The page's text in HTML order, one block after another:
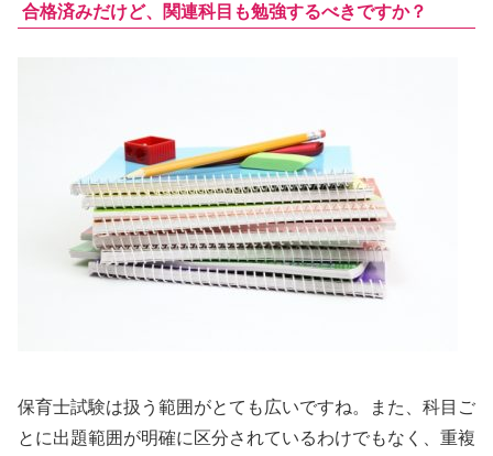
合格済みだけど、関連科目も勉強するべきですか？
保育士試験は扱う範囲がとても広いですね。また、科目ご
とに出題範囲が明確に区分されているわけでもなく、重複